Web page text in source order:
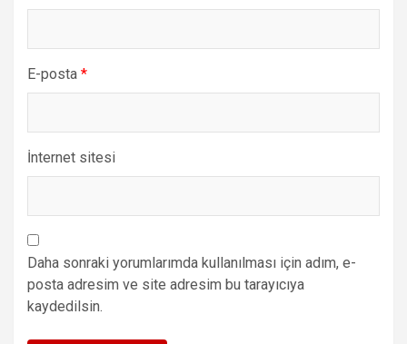
E-posta *
İnternet sitesi
Daha sonraki yorumlarımda kullanılması için adım, e-
posta adresim ve site adresim bu tarayıcıya
kaydedilsin.